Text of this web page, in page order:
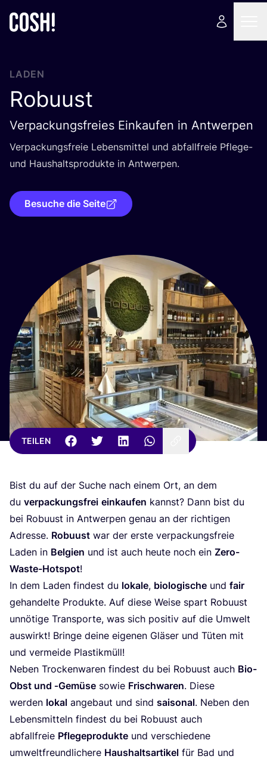
LADEN
Robuust
Verpackungsfreies Einkaufen in Antwerpen
Ver­pa­ckungs­freie Lebens­mit­tel und abfall­freie Pfle­ge-
und Haus­halts­pro­duk­te in Antwerpen.
Besuche die Seite
TEILEN
Bist du auf der Suche nach einem Ort, an dem
du ver­pa­ckungs­frei ein­kau­fen kannst? Dann bist du
bei Robu­ust in Ant­wer­pen genau an der rich­ti­gen
Adres­se. Robu­ust war der ers­te ver­pa­ckungs­freie
Laden in Bel­gi­en und ist auch heu­te noch ein Zero-
Was­te-Hot­spot!
In dem Laden fin­dest du loka­le, bio­lo­gi­sche und fair
gehan­del­te Pro­duk­te. Auf die­se Wei­se spart Robu­ust
unnö­ti­ge Trans­por­te, was sich posi­tiv auf die Umwelt
aus­wirkt! Brin­ge dei­ne eige­nen Glä­ser und Tüten mit
und ver­mei­de Plastikmüll!
Neben Tro­cken­wa­ren fin­dest du bei Robu­ust auch Bio-
Obst und ‑Gemü­se sowie Frisch­wa­ren. Die­se
wer­den lokal ange­baut und sind sai­so­nal. Neben den
Lebens­mit­teln fin­dest du bei Robu­ust auch
abfall­freie Pfle­ge­pro­duk­te und ver­schie­de­ne
umwelt­freund­li­che­re Haus­halts­ar­ti­kel für Bad und